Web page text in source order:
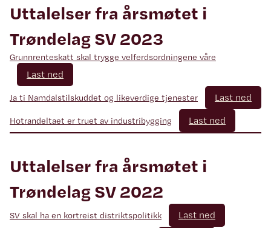
Uttalelser fra årsmøtet i
Trøndelag SV 2023
Grunnrenteskatt skal trygge velferdsordningene våre
Last ned
Ja ti Namdalstilskuddet og likeverdige tjenester Last ned
Hotrandeltaet er truet av industribygging Last ned
Uttalelser fra årsmøtet i
Trøndelag SV 2022
SV skal ha en kortreist distriktspolitikk Last ned